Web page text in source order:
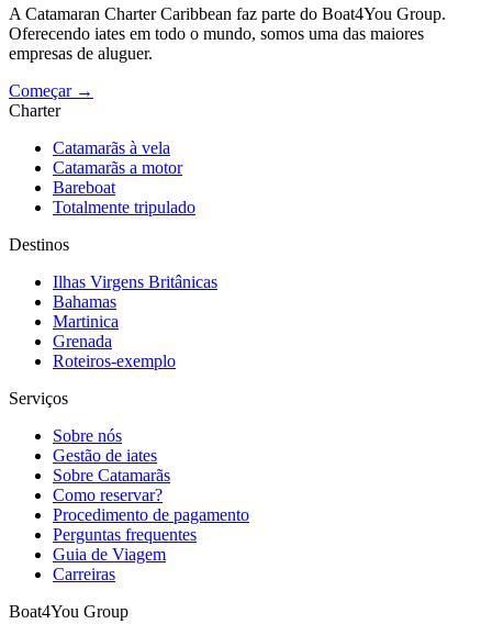
A Catamaran Charter Caribbean faz parte do Boat4You Group.
Oferecendo iates em todo o mundo, somos uma das maiores
empresas de aluguer.
Começar →
Charter
Catamarãs à vela
Catamarãs a motor
Bareboat
Totalmente tripulado
Destinos
Ilhas Virgens Britânicas
Bahamas
Martinica
Grenada
Roteiros-exemplo
Serviços
Sobre nós
Gestão de iates
Sobre Catamarãs
Como reservar?
Procedimento de pagamento
Perguntas frequentes
Guia de Viagem
Carreiras
Boat4You Group